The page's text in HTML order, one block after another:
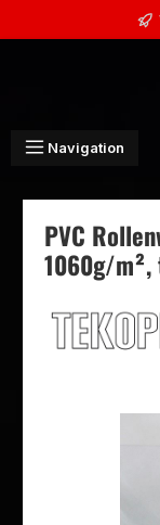
Zum Hauptinhalt
Navigation
PVC
1060g/